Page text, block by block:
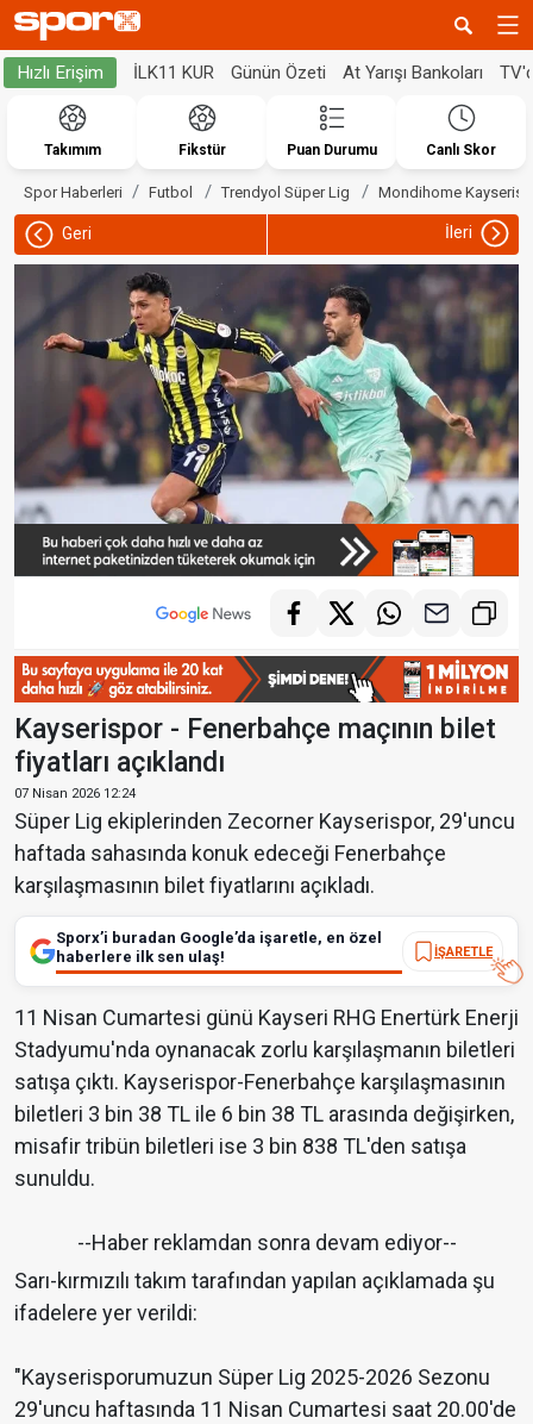
Hızlı Erişim İLK11 KUR Günün Özeti At Yarışı Bankoları
Takımım Fikstür Puan Durumu Canlı Skor
Spor Haberleri Futbol Trendyol Süper Lig Mondihome
Geri İleri
Kayserispor - Fenerbahçe maçının bilet
fiyatları açıklandı
07 Nisan 2026 12:24
Süper Lig ekiplerinden Zecorner Kayserispor, 29'uncu
haftada sahasında konuk edeceği Fenerbahçe
karşılaşmasının bilet fiyatlarını açıkladı.
Sporx’i buradan Google’da işaretle, en özel
haberlere ilk sen ulaş!
İŞARETLE
11 Nisan Cumartesi günü Kayseri RHG Enertürk Enerji
Stadyumu'nda oynanacak zorlu karşılaşmanın biletleri
satışa çıktı. Kayserispor-Fenerbahçe karşılaşmasının
biletleri 3 bin 38 TL ile 6 bin 38 TL arasında değişirken,
misafir tribün biletleri ise 3 bin 838 TL'den satışa
sunuldu.
--Haber reklamdan sonra devam ediyor--
Sarı-kırmızılı takım tarafından yapılan açıklamada şu
ifadelere yer verildi:
"Kayserisporumuzun Süper Lig 2025-2026 Sezonu
29'uncu haftasında 11 Nisan Cumartesi saat 20.00'de